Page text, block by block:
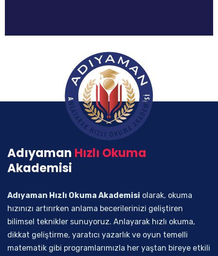
Adıyaman Hızlı Okuma
Akademisi
Adıyaman Hızlı Okuma Akademisi olarak, okuma
hızınızı artırırken anlama becerilerinizi geliştiren
bilimsel teknikler sunuyoruz. Anlayarak hızlı okuma,
dikkat geliştirme, yaratıcı yazarlık ve oyun temelli
matematik gibi programlarımızla her yaştan bireye etkili